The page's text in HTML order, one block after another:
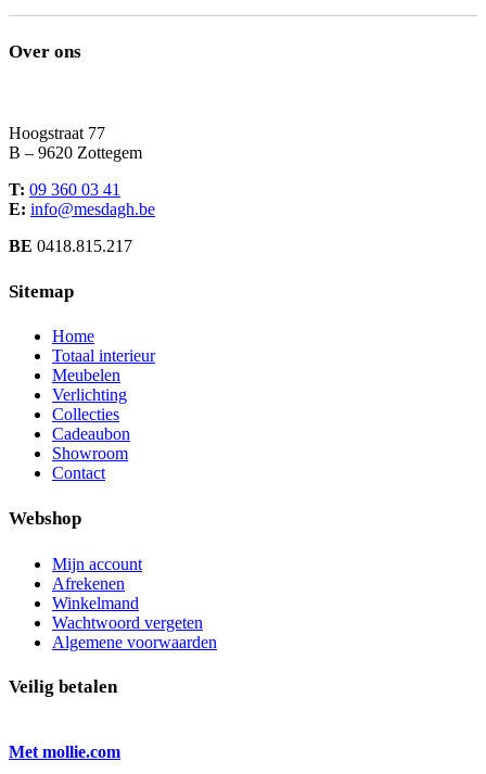
Over ons
Hoogstraat 77
B – 9620 Zottegem
T: 09 360 03 41
E: info@mesdagh.be
BE 0418.815.217
Sitemap
Home
Totaal interieur
Meubelen
Verlichting
Collecties
Cadeaubon
Showroom
Contact
Webshop
Mijn account
Afrekenen
Winkelmand
Wachtwoord vergeten
Algemene voorwaarden
Veilig betalen
Met mollie.com